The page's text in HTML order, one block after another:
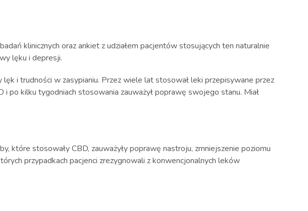
klinicznych oraz ankiet z udziałem pacjentów stosujących ten naturalnie
lęku i depresji.
i trudności w zasypianiu. Przez wiele lat stosował leki przepisywane przez
po kilku tygodniach stosowania zauważył poprawę swojego stanu. Miał
które stosowały CBD, zauważyły poprawę nastroju, zmniejszenie poziomu
przypadkach pacjenci zrezygnowali z konwencjonalnych leków